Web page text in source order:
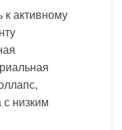
к активному
низким